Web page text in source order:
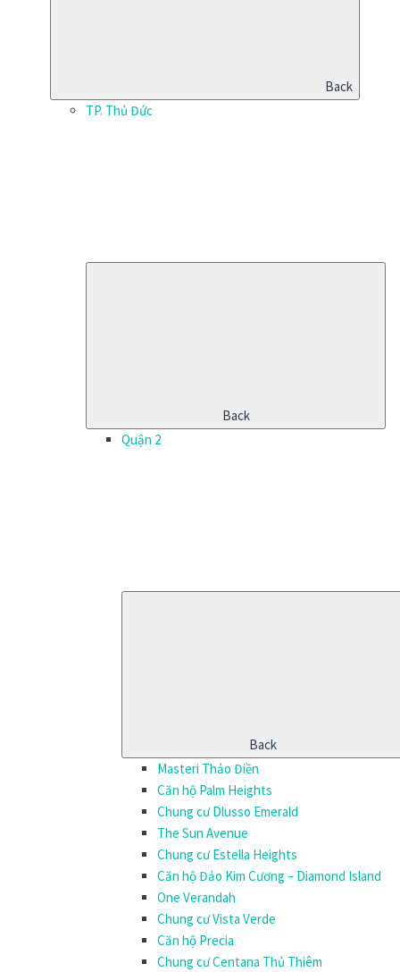
Back
TP. Thủ Đức
Back
Quận 2
Back
Masteri Thảo Điền
Căn hộ Palm Heights
Chung cư Dlusso Emerald
The Sun Avenue
Chung cư Estella Heights
Căn hộ Đảo Kim Cương – Diamond Island
One Verandah
Chung cư Vista Verde
Căn hộ Precia
Chung cư Centana Thủ Thiêm